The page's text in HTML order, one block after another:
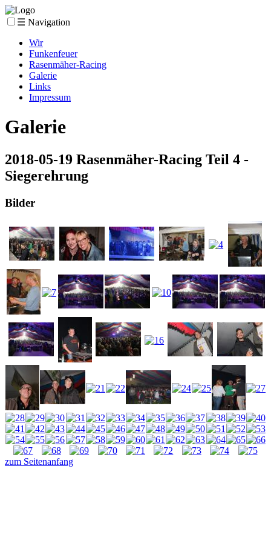
☰ Navigation
Wir
Funkenfeuer
Rasenmäher-Racing
Galerie
Links
Impressum
Galerie
2018-05-19 Rasenmäher-Racing Teil 4 -
Siegerehrung
Bilder
zum Seitenanfang